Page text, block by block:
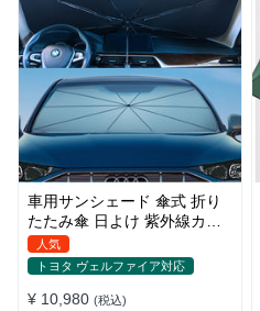
車用サンシェード 傘式 折り
たたみ傘 日よけ 紫外線カッ
ト 車保護 車種汎用 収納便利
人気
トヨタ ヴェルファイア対応
¥ 10,980 (税込)